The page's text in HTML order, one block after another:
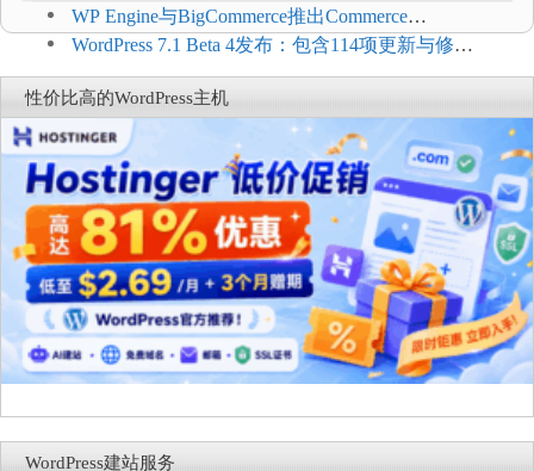
WP Engine与BigCommerce推出Commerce
Connect：WordPress商店可保留前台体验并扩展电
商能力
WordPress 7.1 Beta 4发布：包含114项更新与修
复，仅建议在测试环境体验
性价比高的WordPress主机
WordPress建站服务